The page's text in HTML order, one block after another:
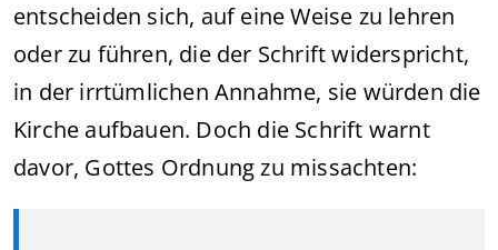
entscheiden sich, auf eine Weise zu lehren
oder zu führen, die der Schrift widerspricht,
in der irrtümlichen Annahme, sie würden die
Kirche aufbauen. Doch die Schrift warnt
davor, Gottes Ordnung zu missachten: